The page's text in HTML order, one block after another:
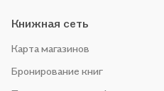
Книжная сеть
Карта магазинов
Бронирование книг